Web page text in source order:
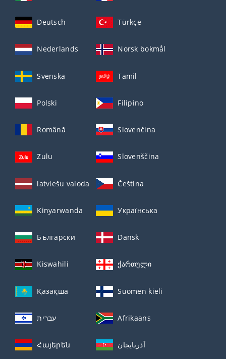
Deutsch Türkçe
Nederlands Norsk bokmål
Svenska Tamil
Polski Filipino
Română Slovenčina
Zulu Slovenščina
latviešu valoda Čeština
Kinyarwanda Українська
Български Dansk
Kiswahili ქართული
Қазақша Suomen kieli
עברית Afrikaans
Հայերեն آذربايجان